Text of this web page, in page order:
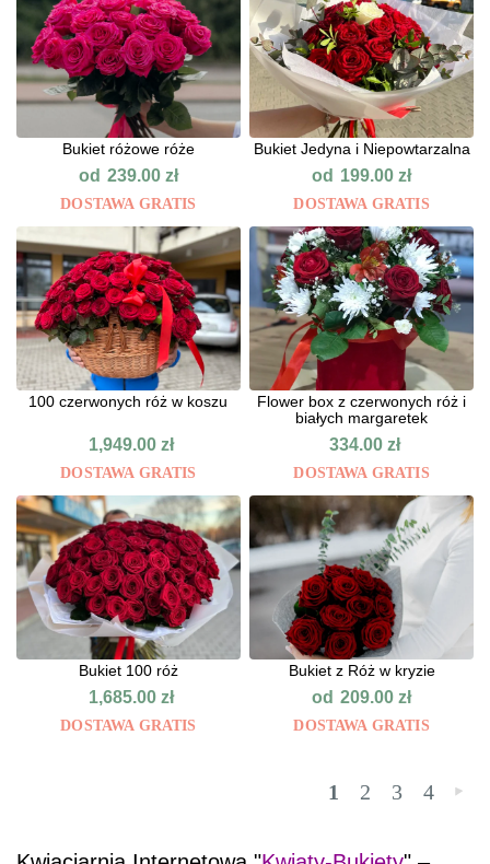
Bukiet różowe róże
od 239.00 zł
DOSTAWA GRATIS
Bukiet Jedyna i Niepowtarzalna
od 199.00zł
DOSTAWA GRATIS
100 czerwonych róż w koszu
1,949.00zł
DOSTAWA GRATIS
Flower box z czerwonych róż i
białych margaretek
334.00zł
DOSTAWA GRATIS
Bukiet 100 róż
1,685.00zł
DOSTAWA GRATIS
Bukiet z Róż w kryzie
od 209.00zł
DOSTAWA GRATIS
1 2 3 4 »